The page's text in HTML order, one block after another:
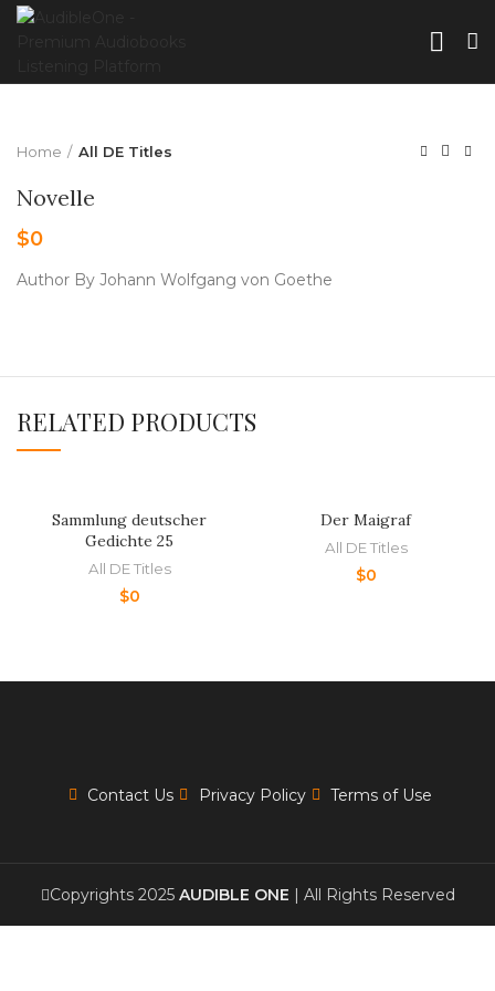
Home All DE Titles
Novelle
$0
Author By Johann Wolfgang von Goethe
RELATED PRODUCTS
Sammlung deutscher
Gedichte 25
All DE Titles
$0
Der Maigraf
All DE Titles
$0
Contact Us Privacy Policy Terms of Use
Copyrights 2025 AUDIBLE ONE | All Rights Reserved